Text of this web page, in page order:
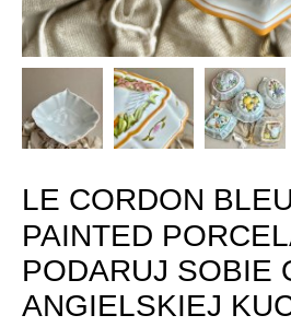
LE CORDON
PAINTED
PODARUJ SOBIE
ANGIELSKIEJ